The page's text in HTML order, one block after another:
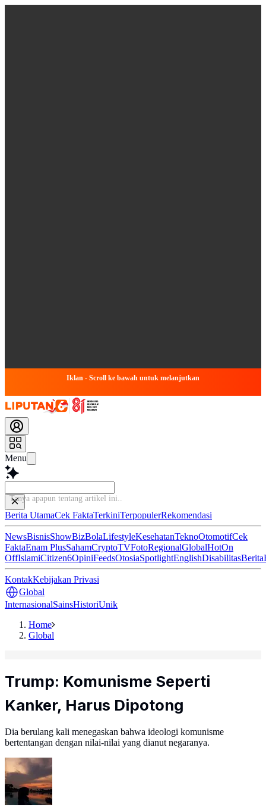
Iklan - Scroll ke bawah untuk melanjutkan
Menu
Tanya apapun tentang artikel ini...
Berita UtamaCek FaktaTerkiniTerpopulerRekomendasi
NewsBisnisShowBizBolaLifestyleKesehatanTeknoOtomotifCek
FaktaEnam PlusSahamCryptoTVFotoRegionalGlobalHotOn
OffIslamiCitizen6OpiniFeedsOtosiaSpotlightEnglishDisabilitasBerita
KontakKebijakan Privasi
Global
InternasionalSainsHistoriUnik
Home
Global
Trump: Komunisme Seperti
Kanker, Harus Dipotong
Dia berulang kali menegaskan bahwa ideologi komunisme
bertentangan dengan nilai-nilai yang dianut negaranya.